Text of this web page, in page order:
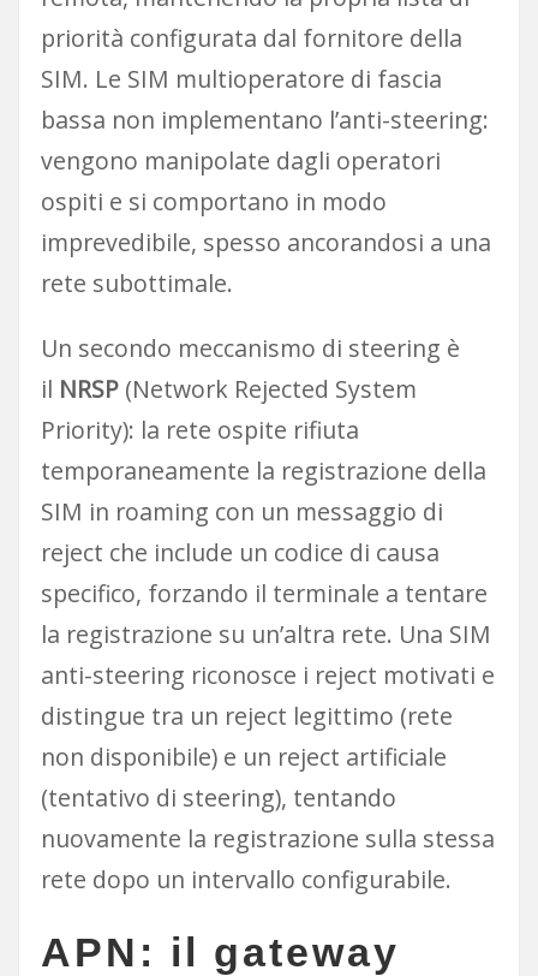
priorità configurata dal fornitore della
SIM. Le SIM multioperatore di fascia
bassa non implementano l’anti-steering:
vengono manipolate dagli operatori
ospiti e si comportano in modo
imprevedibile, spesso ancorandosi a una
rete subottimale.
Un secondo meccanismo di steering è
il NRSP(Network Rejected System
Priority): la rete ospite rifiuta
temporaneamente la registrazione della
SIM in roaming con un messaggio di
reject che include un codice di causa
specifico, forzando il terminale a tentare
la registrazione su un’altra rete. Una SIM
anti-steering riconosce i reject motivati e
distingue tra un reject legittimo (rete
non disponibile) e un reject artificiale
(tentativo di steering), tentando
nuovamente la registrazione sulla stessa
rete dopo un intervallo configurabile.
APN: il gateway